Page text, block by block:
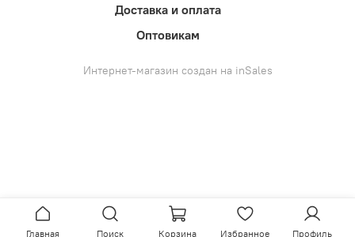
Доставка и оплата
Оптовикам
Интернет-магазин создан на inSales
Главная Поиск Корзина Избранное Профиль